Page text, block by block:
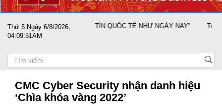
Thứ 5 Ngày 6/8/2026,
04:09:52AM
LỰC, VỊ THẾ VÀ UY TÍN QUỐC TẾ NHƯ NGÀY NAY” Tổng Bí thư
CMC Cyber Security nhận danh hiệu
‘Chìa khóa vàng 2022’